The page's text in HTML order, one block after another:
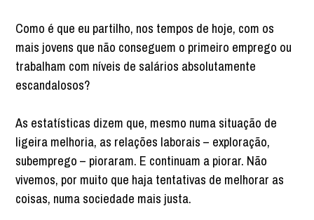
Como é que eu partilho, nos tempos de hoje, com os
mais jovens que não conseguem o primeiro emprego ou
trabalham com níveis de salários absolutamente
escandalosos?
As estatísticas dizem que, mesmo numa situação de
ligeira melhoria, as relações laborais – exploração,
subemprego – pioraram. E continuam a piorar. Não
vivemos, por muito que haja tentativas de melhorar as
coisas, numa sociedade mais justa.